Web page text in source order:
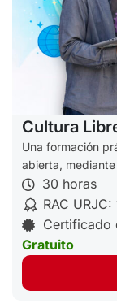
Cultura
Una formación
abierta,
30 horas
RAC URJC:
Certificado
Gratuito